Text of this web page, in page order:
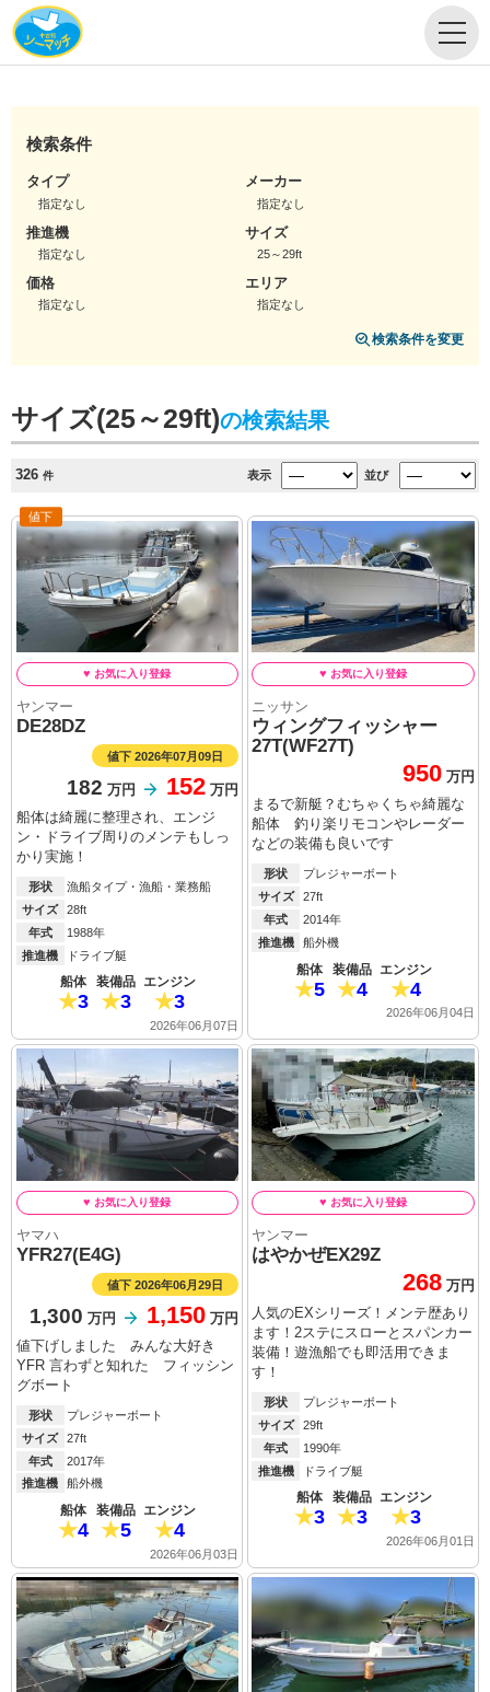
サイズ(25～29ft)の検索結果
326 件 表示 並び
ヤンマー
DE28DZ
値下 2026年07月09日
182 万円 152 万円
船体は綺麗に整理され、エンジ
ン・ドライブ周りのメンテもしっ
かり実施！
形状
漁船タイプ・漁船・業務船
サイズ
28ft
年式
1988年
推進機
ドライブ艇
船体
3
装備品
3
エンジン
3
2026年06月07日
値下
ニッサン
ウィングフィッシャー
27T(WF27T)
950 万円
まるで新艇？むちゃくちゃ綺麗な
船体 釣り楽リモコンやレーダー
などの装備も良いです
形状
プレジャーボート
サイズ
27ft
年式
2014年
推進機
船外機
船体
5
装備品
4
エンジン
4
2026年06月04日
ヤマハ
YFR27(E4G)
値下 2026年06月29日
1,300 万円 1,150 万円
値下げしました みんな大好き
YFR 言わずと知れた フィッシン
グボート
形状
プレジャーボート
サイズ
27ft
年式
2017年
推進機
船外機
船体
4
装備品
5
エンジン
4
2026年06月03日
ヤンマー
はやかぜEX29Z
268 万円
人気のEXシリーズ！メンテ歴あり
ます！2ステにスローとスパンカー
装備！遊漁船でも即活用できま
す！
形状
プレジャーボート
サイズ
29ft
年式
1990年
推進機
ドライブ艇
船体
3
装備品
3
エンジン
3
2026年06月01日
検索条件
タイプ
指定なし
メーカー
指定なし
推進機
指定なし
サイズ
25～29ft
価格
指定なし
エリア
指定なし
検索条件を変更